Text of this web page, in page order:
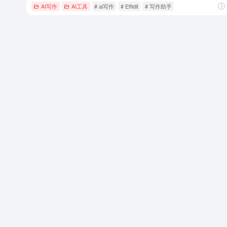
AI写作 AI工具 # ai写作 # Effidit # 写作助手